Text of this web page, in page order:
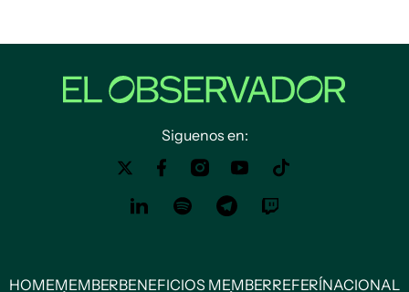
Siguenos en:
HOMEMEMBERBENEFICIOS MEMBERREFERÍNACIONAL